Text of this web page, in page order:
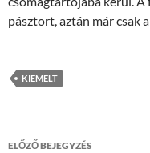
pásztort, aztán már csak
KIEMELT
Bejegyzések
ELŐZŐ BEJEGYZÉS